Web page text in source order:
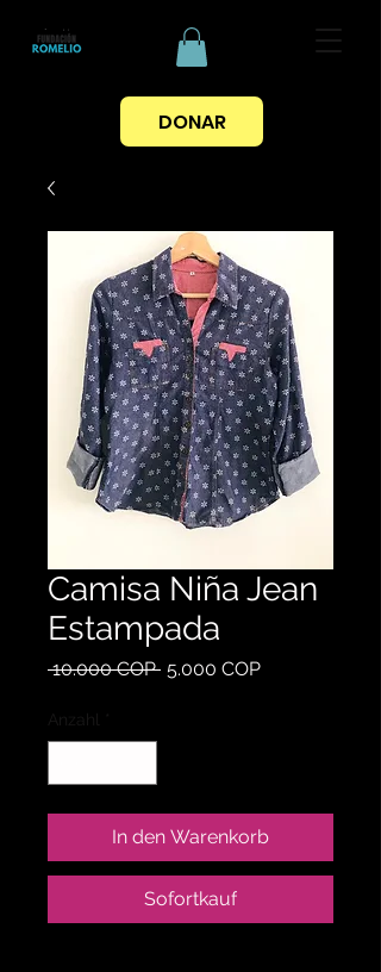
DONAR
Camisa Niña Jean
Estampada
10.000 COP Standardpreis
5.000 COPSale-
In den Warenkorb
Sofortkauf